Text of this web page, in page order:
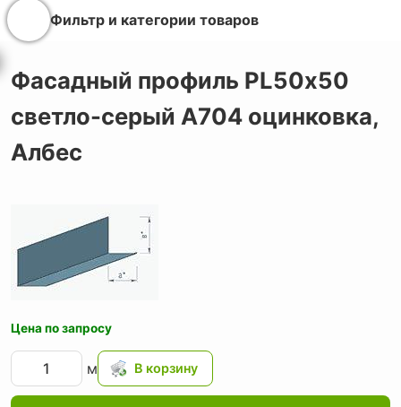
Фильтр и категории товаров
Фасадный профиль PL50х50
светло-серый А704 оцинковка,
Албес
Цена по запросу
м